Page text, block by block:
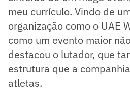
meu currículo. Vindo de
organização como o UAE
como um evento maior
destacou o lutador, que
estrutura que a
atletas.